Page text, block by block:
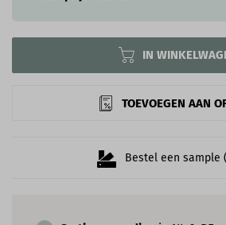
Bestel een sample
IN
TOEVOEGEN AAN